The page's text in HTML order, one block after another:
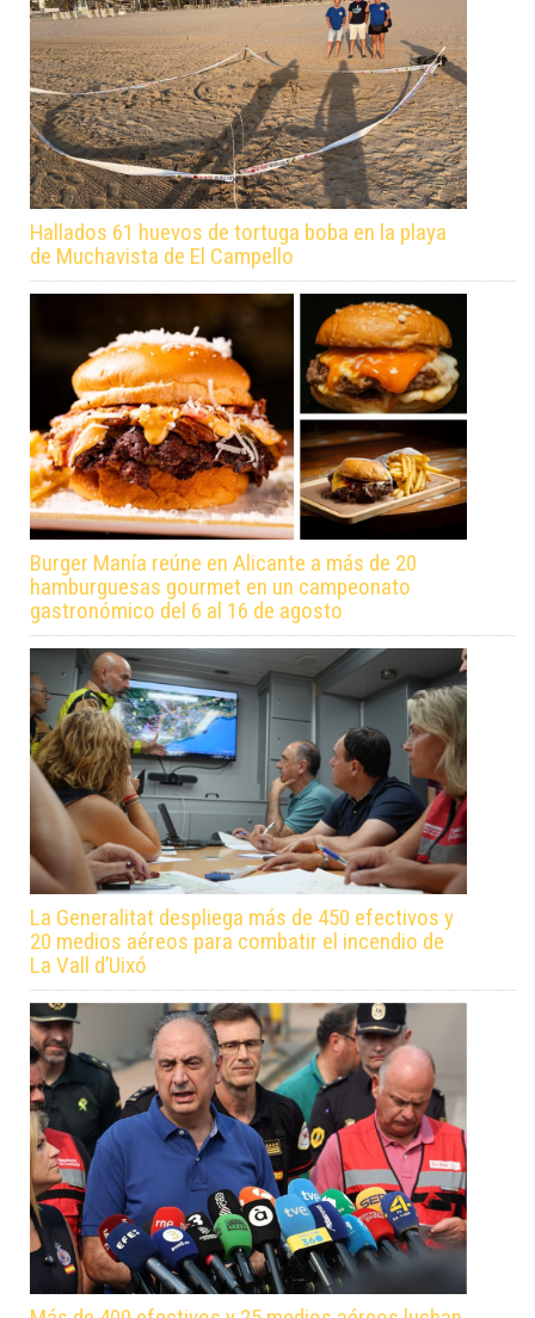
Hallados 61 huevos de tortuga boba en la playa
de Muchavista de El Campello
Burger Manía reúne en Alicante a más de 20
hamburguesas gourmet en un campeonato
gastronómico del 6 al 16 de agosto
La Generalitat despliega más de 450 efectivos y
20 medios aéreos para combatir el incendio de
La Vall d’Uixó